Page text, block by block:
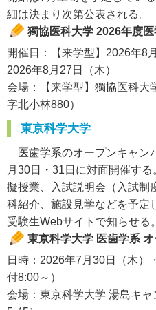
細は決まり次第公表される。
獨協医科大学 2026年度
開催日：【来学型】2026年8
2026年8月27日（木）
会場：【来学型】獨協医科大
字北小林880）
東京科学大学
医歯学系のオープンキャン
月30日・31日に対面開催す
擬授業、入試説明会（入試制
科紹介、施設見学などを予定
受験生Webサイトで知らせる。
東京科学大学 医歯学系
日時：2026年7月30日（木）
付8:00～）
会場：東京科学大学 湯島キ